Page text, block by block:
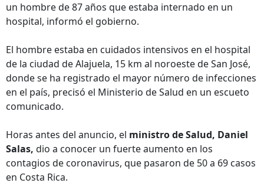
un hombre de 87 años que estaba internado en un
hospital, informó el gobierno.
El hombre estaba en cuidados intensivos en el hospital
de la ciudad de Alajuela, 15 km al noroeste de San José,
donde se ha registrado el mayor número de infecciones
en el país, precisó el Ministerio de Salud en un escueto
comunicado.
Horas antes del anuncio, el ministro de Salud, Daniel
Salas, dio a conocer un fuerte aumento en los
contagios de coronavirus, que pasaron de 50 a 69 casos
en Costa Rica.